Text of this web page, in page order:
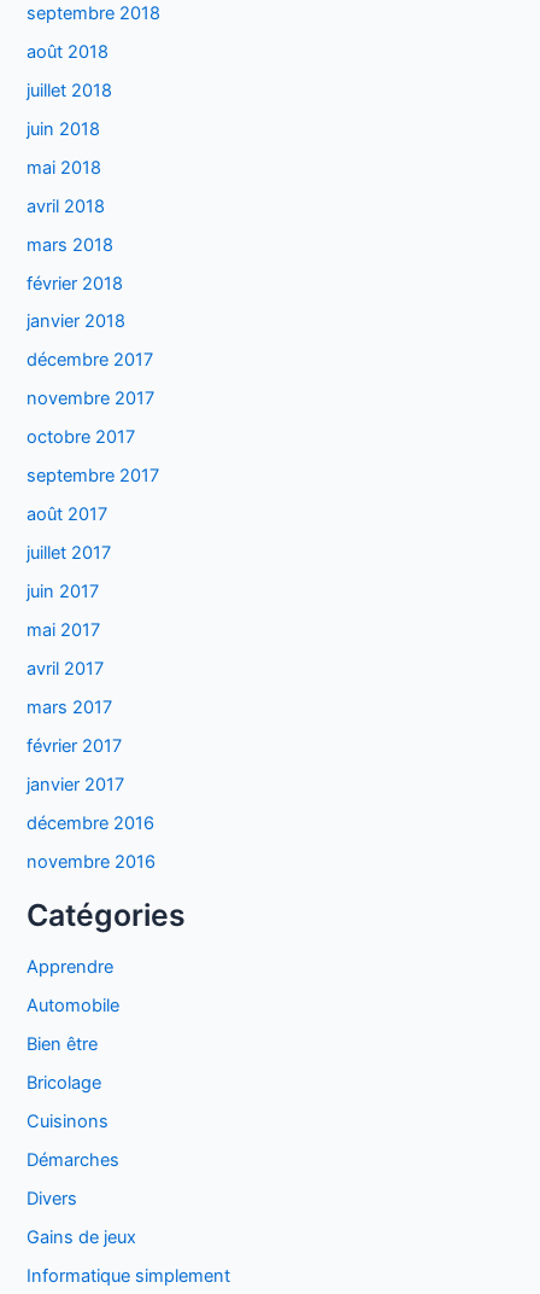
septembre 2018
août 2018
juillet 2018
juin 2018
mai 2018
avril 2018
mars 2018
février 2018
janvier 2018
décembre 2017
novembre 2017
octobre 2017
septembre 2017
août 2017
juillet 2017
juin 2017
mai 2017
avril 2017
mars 2017
février 2017
janvier 2017
décembre 2016
novembre 2016
Catégories
Apprendre
Automobile
Bien être
Bricolage
Cuisinons
Démarches
Divers
Gains de jeux
Informatique simplement